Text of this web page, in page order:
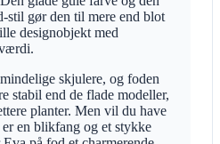
stil gør den til mere end blot
designobjekt med
skjulere, og foden
stabil end de flade modeller,
planter. Men vil du have
en blikfang og et stykke